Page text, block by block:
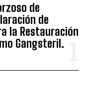
de
de
la Restauración
Gangsteril.